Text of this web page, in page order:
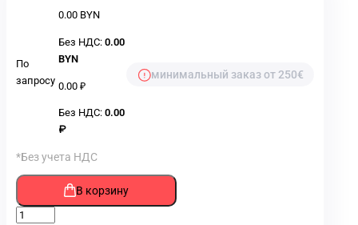
По
запросу
0.00 BYN
Без НДС: 0.00
BYN
0.00 ₽
Без НДС: 0.00
₽
минимальный заказ от 250€
*Без учета НДС
В корзину